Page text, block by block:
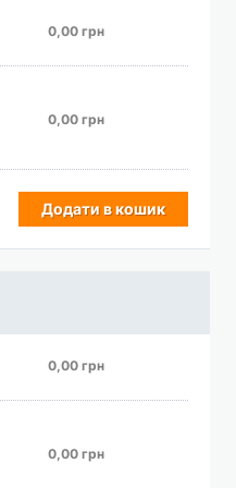
0,00 грн
0,00 грн
Додати в кошик
0,00 грн
0,00 грн